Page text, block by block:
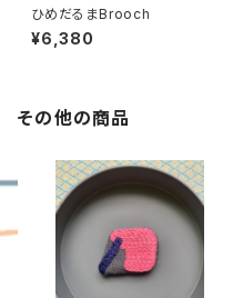
ひめだるまBrooch
¥6,380
その他の商品